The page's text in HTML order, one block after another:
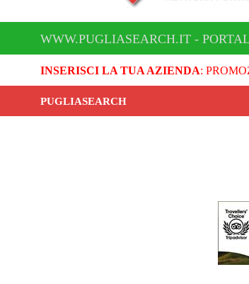
WWW.PUGLIASEARCH.IT -
INSERISCI LA TUA AZIENDA:
PUGLIASEARCH